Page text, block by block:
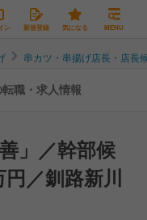
ン 新規登録 気になる MENU
串カツ・串揚げ店長・店長
職・求人情報
」／幹部候
／釧路新川